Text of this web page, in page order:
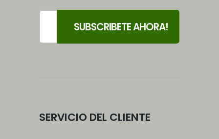
SERVICIO DEL CLIENTE